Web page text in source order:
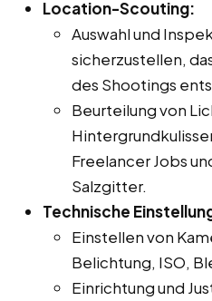
Location-Scouting:
Auswahl und
sicherzustellen,
des Shootings
Beurteilung von
Freelancer Jobs
Salzgitter.
Technische
Einstellen von
Belichtung, ISO,
Einrichtung und